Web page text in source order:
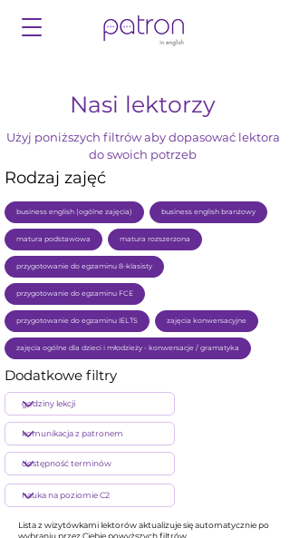
Nasi lektorzy
Użyj poniższych filtrów aby dopasować lektora
do swoich potrzeb
Rodzaj zajęć
business english (ogólne zajęcia) business english branżowy
matura podstawowa matura rozszerzona
przygotowanie do egzaminu 8-klasisty
przygotowanie do egzaminu FCE
przygotowanie do egzaminu IELTS zajęcia konwersacyjne
zajęcia ogólne dla dzieci i młodzieży - konwersacje / gramatyka
Dodatkowe filtry
Lista z wizytówkami lektorów aktualizuje się automatycznie po
wybraniu przez Ciebie powyższych filtrów